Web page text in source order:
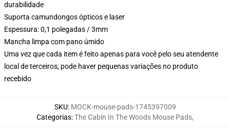
durabilidade
Suporta camundongos ópticos e laser
Espessura: 0,1 polegadas / 3mm
Mancha limpa com pano úmido
Uma vez que cada item é feito apenas para você pelo seu atendente
local de terceiros, pode haver pequenas variações no produto
recebido
SKU: MOCK-mouse-pads-1745397009
Categorias:The Cabin In The Woods Mouse Pads,